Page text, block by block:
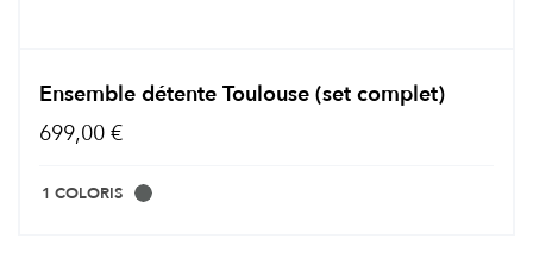
Ensemble détente Toulouse (set complet)
699,00 €
1 COLORIS